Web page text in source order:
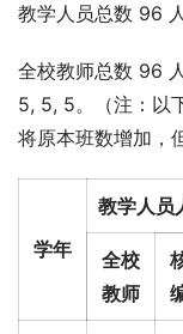
教学人员总数 96
全校教师总数 96
5, 5, 5。（注：以
将原本班数增加，
学年
教学人员
全校
教师